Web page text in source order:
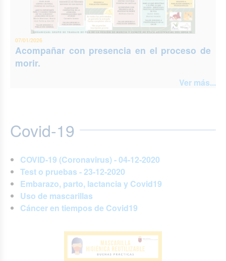
07/01/2026
Acompañar con presencia en el proceso de
morir.
Ver más...
Covid-19
COVID-19 (Coronavirus) - 04-12-2020
Test o pruebas - 23-12-2020
Embarazo, parto, lactancia y Covid19
Uso de mascarillas
Cáncer en tiempos de Covid19